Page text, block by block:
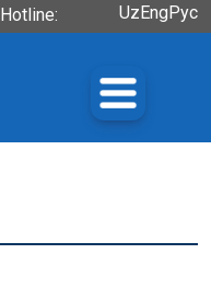
Hotline:
UzEngРус